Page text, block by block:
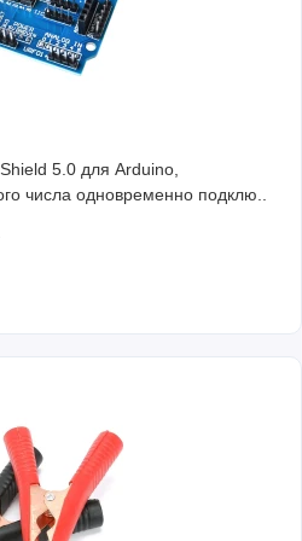
сигнал. Выведем
5.0 для Arduino,
числа одновременно подклю..